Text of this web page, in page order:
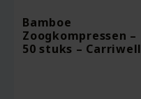
Bamboe
Zoogkompressen –
50 stuks – Carriwell